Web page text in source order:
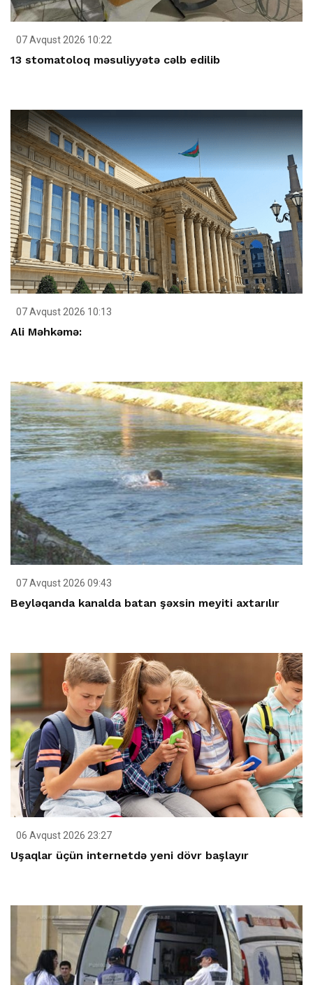
07 Avqust 2026 10:22
13 stomatoloq məsuliyyətə cəlb edilib
07 Avqust 2026 10:13
Ali Məhkəmə:
07 Avqust 2026 09:43
Beyləqanda kanalda batan şəxsin meyiti axtarılır
06 Avqust 2026 23:27
Uşaqlar üçün internetdə yeni dövr başlayır